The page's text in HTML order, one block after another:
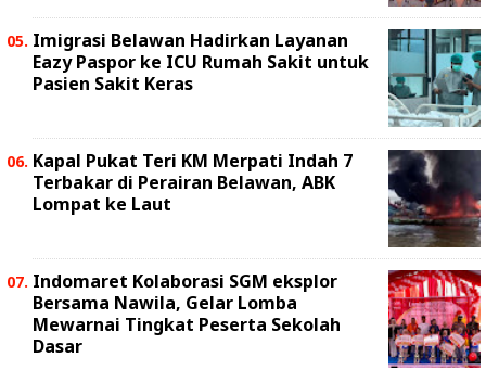
Imigrasi Belawan Hadirkan Layanan
Eazy Paspor ke ICU Rumah Sakit untuk
Pasien Sakit Keras
Kapal Pukat Teri KM Merpati Indah 7
Terbakar di Perairan Belawan, ABK
Lompat ke Laut
Indomaret Kolaborasi SGM eksplor
Bersama Nawila, Gelar Lomba
Mewarnai Tingkat Peserta Sekolah
Dasar